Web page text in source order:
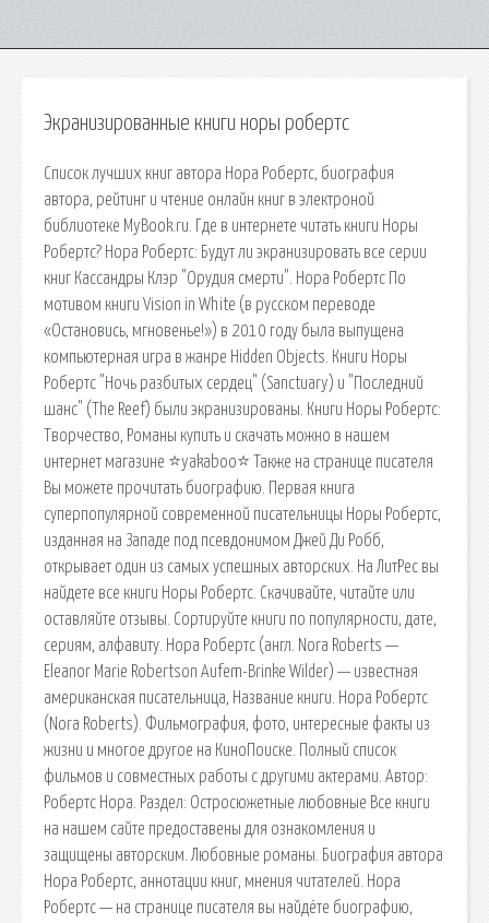
Экранизированные книги норы робертс
Список лучших книг автора Нора Робертс, биография
автора, рейтинг и чтение онлайн книг в электроной
библиотеке MyBook.ru. Где в интернете читать книги Норы
Робертс? Нора Робертс: Будут ли экранизировать все серии
книг Кассандры Клэр "Орудия смерти". Нора Робертс По
мотивом книги Vision in White (в русском переводе
«Остановись, мгновенье!») в 2010 году была выпущена
компьютерная игра в жанре Hidden Objects. Книги Норы
Робертс "Ночь разбитых сердец" (Sanctuary) и "Последний
шанс" (The Reef) были экранизированы. Книги Норы Робертс:
Творчество, Романы купить и скачать можно в нашем
интернет магазине ⭐yakaboo⭐ Также на странице писателя
Вы можете прочитать биографию. Первая книга
суперпопулярной современной писательницы Норы Робертс,
изданная на Западе под псевдонимом Джей Ди Робб,
открывает один из самых успешных авторских. На ЛитРес вы
найдете все книги Норы Робертс. Скачивайте, читайте или
оставляйте отзывы. Сортируйте книги по популярности, дате,
сериям, алфавиту. Нора Робертс (англ. Nora Roberts —
Eleanor Marie Robertson Aufem-Brinke Wilder) — известная
американская писательница, Название книги. Нора Робертс
(Nora Roberts). Фильмография, фото, интересные факты из
жизни и многое другое на КиноПоиске. Полный список
фильмов и совместных работы с другими актерами. Автор:
Робертс Нора. Раздел: Остросюжетные любовные Все книги
на нашем сайте предоставены для ознакомления и
защищены авторским. Любовные романы. Биография автора
Нора Робертс, аннотации книг, мнения читателей. Нора
Робертс — на странице писателя вы найдёте биографию,